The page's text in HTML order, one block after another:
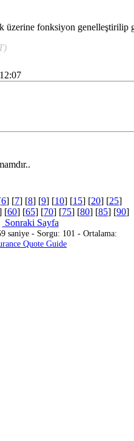
üzerine fonksiyon genelleştirilip
12:07
6] [7] [8] [9] [10] [15] [20] [25]
[60] [65] [70] [75] [80] [85] [90]
Sonraki Sayfa
saniye - Sorgu: 101 - Ortalama:
Quote Guide